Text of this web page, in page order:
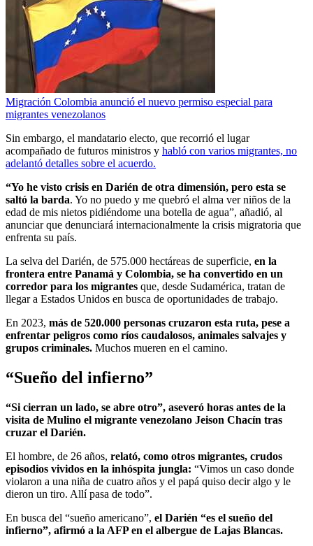
Migración Colombia anunció el nuevo permiso especial para
migrantes venezolanos
Sin embargo, el mandatario electo, que recorrió el lugar
acompañado de futuros ministros y habló con varios migrantes, no
adelantó detalles sobre el acuerdo.
“Yo he visto crisis en Darién de otra dimensión, pero esta se
saltó la barda. Yo no puedo y me quebró el alma ver niños de la
edad de mis nietos pidiéndome una botella de agua”, añadió, al
anunciar que denunciará internacionalmente la crisis migratoria que
enfrenta su país.
La selva del Darién, de 575.000 hectáreas de superficie, en la
frontera entre Panamá y Colombia, se ha convertido en un
corredor para los migrantes que, desde Sudamérica, tratan de
llegar a Estados Unidos en busca de oportunidades de trabajo.
En 2023, más de 520.000 personas cruzaron esta ruta, pese a
enfrentar peligros como ríos caudalosos, animales salvajes y
grupos criminales. Muchos mueren en el camino.
“Sueño del infierno”
“Si cierran un lado, se abre otro”, aseveró horas antes de la
visita de Mulino el migrante venezolano Jeison Chacín tras
cruzar el Darién.
El hombre, de 26 años, relató, como otros migrantes, crudos
episodios vividos en la inhóspita jungla: “Vimos un caso donde
violaron a una niña de cuatro años y el papá quiso decir algo y le
dieron un tiro. Allí pasa de todo”.
En busca del “sueño americano”, el Darién “es el sueño del
infierno”, afirmó a la AFP en el albergue de Lajas Blancas.